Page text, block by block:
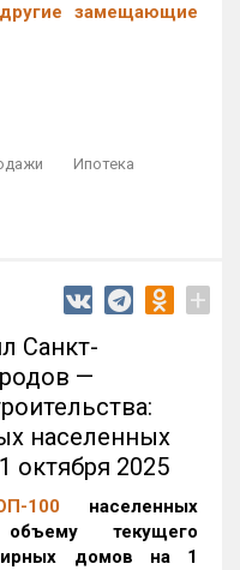
замещающие
Ипотека
+
Санкт-
—
населенных
октября 2025
100 населенных
текущего
домов на 1